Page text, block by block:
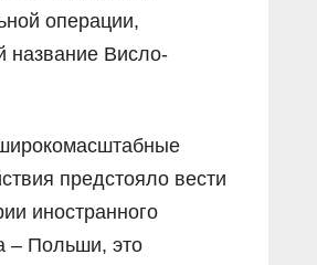
операции,
название Висло-
предстояло вести
иностранного
– Польши, это